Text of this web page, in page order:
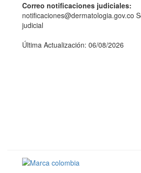
Correo notificaciones judiciales:
notificaciones@dermatologia.gov.co
judicial
Última Actualización: 06/08/2026